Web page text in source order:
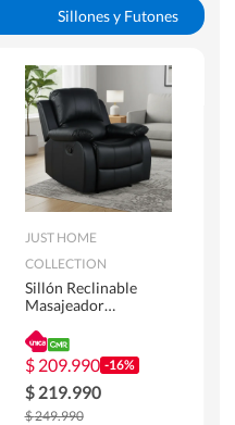
Sillones y Futones
Racks y Muebles TV
JUST HOME
COLLECTION
Sillón Reclinable
Masajeador
Atlanta 91x101x94
cm Negro
$ 209.990 -16%
$ 219.990
$249.990